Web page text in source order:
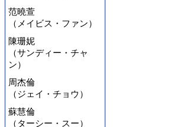
范曉萱
（メイビス・ファン）
陳珊妮
（サンディー・チャ
ン）
周杰倫
（ジェイ・チョウ）
蘇慧倫
（ターシー・スー）